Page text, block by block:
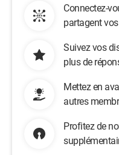
Connectez-
partagent
Suivez vos
plus de
Mettez en
autres
Profitez de